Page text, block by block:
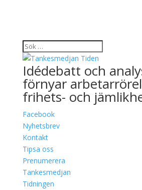
Idédebatt och
förnyar
frihets- och
Facebook
Nyhetsbrev
Kontakt
Tipsa oss
Prenumerera
Tankesmedjan
Tidningen